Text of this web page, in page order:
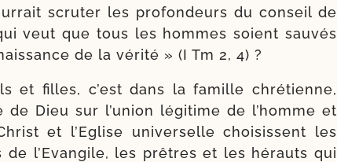
scru­ter les pro­fon­deurs du conseil de
veut que tous les hommes soient sau­vés
de la véri­té » (I Tm 2, 4) ?
et filles, c’est dans la famille chré­tienne,
Dieu sur l’u­nion légi­time de l’homme et
et l’Eglise uni­ver­selle choi­sissent les
l’Evangile, les prêtres et les hérauts qui